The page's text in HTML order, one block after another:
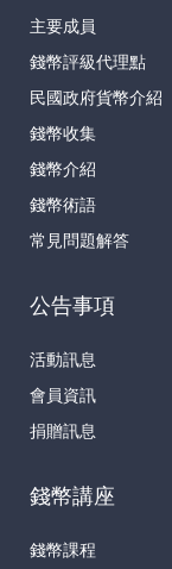
主要成員
錢幣評級代理點
民國政府貨幣介紹
錢幣收集
錢幣介紹
錢幣術語
常見問題解答
公告事項
活動訊息
會員資訊
捐贈訊息
錢幣講座
錢幣課程